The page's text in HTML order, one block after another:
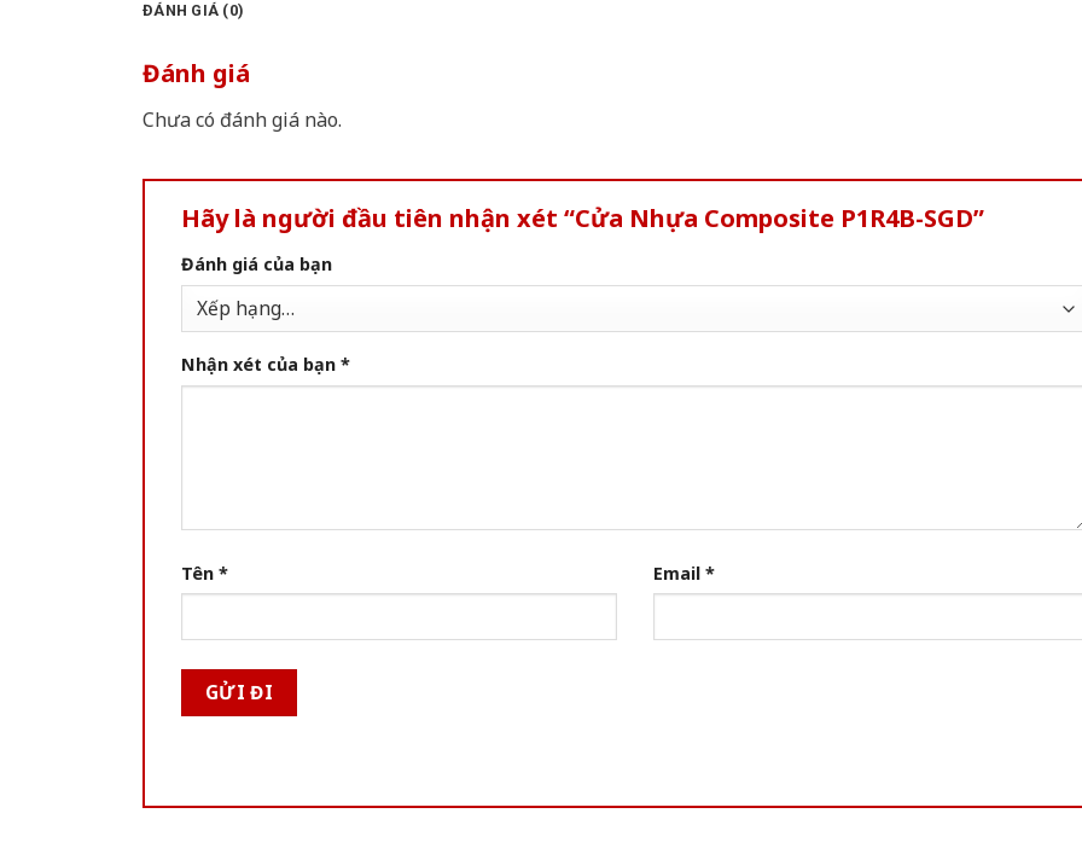
ĐÁNH GIÁ (0)
Đánh giá
Chưa có đánh giá nào.
Hãy là người đầu tiên nhận xét “Cửa Nhựa Composite P1R4B-SGD”
Đánh giá của bạn
Nhận xét của bạn *
Tên * Email *